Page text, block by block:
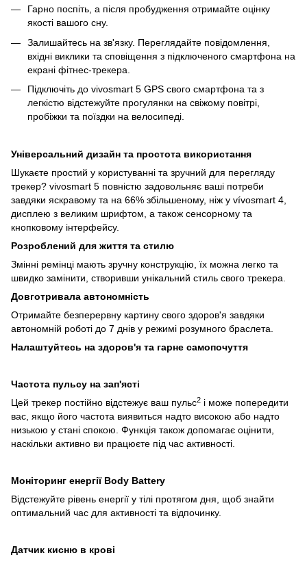
Гарно поспіть, а після пробудження отримайте оцінку
якості вашого сну.
Залишайтесь на зв'язку. Переглядайте повідомлення,
вхідні виклики та сповіщення з підключеного смартфона на
екрані фітнес-трекера.
Підключіть до vivosmart 5 GPS свого смартфона та з
легкістю відстежуйте прогулянки на свіжому повітрі,
пробіжки та поїздки на велосипеді.
Універсальний дизайн та простота використання
Шукаєте простий у користуванні та зручний для перегляду
трекер? vivosmart 5 повністю задовольняє ваші потреби
завдяки яскравому та на 66% збільшеному, ніж у vívosmart 4,
дисплею з великим шрифтом, а також сенсорному та
кнопковому інтерфейсу.
Розроблений для життя та стилю
Змінні ремінці мають зручну конструкцію, їх можна легко та
швидко замінити, створивши унікальний стиль свого трекера.
Довготривала автономність
Отримайте безперервну картину свого здоров'я завдяки
автономній роботі до 7 днів у режимі розумного браслета.
Налаштуйтесь на здоров'я та гарне самопочуття
Частота пульсу на зап'ясті
Цей трекер постійно відстежує ваш пульс2 і може попередити
вас, якщо його частота виявиться надто високою або надто
низькою у стані спокою. Функція також допомагає оцінити,
наскільки активно ви працюєте під час активності.
Моніторинг енергії Body Battery
Відстежуйте рівень енергії у тілі протягом дня, щоб знайти
оптимальний час для активності та відпочинку.
Датчик кисню в крові